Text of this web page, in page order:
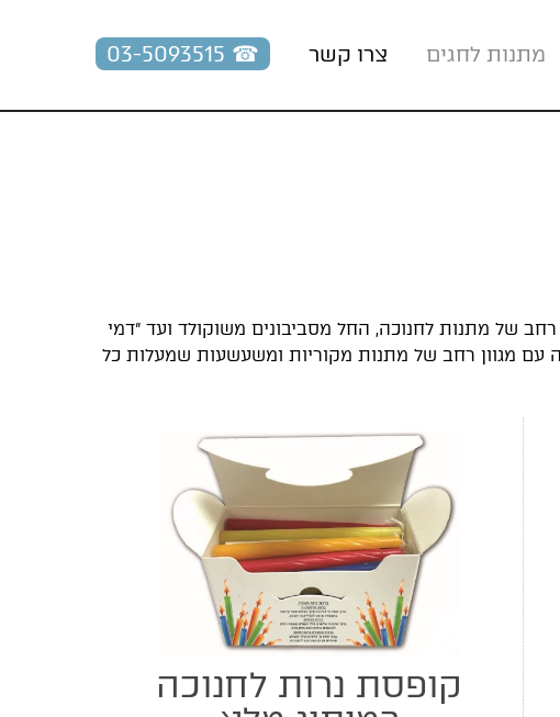
מתנות לחגים צרו קשר ☎︎ 03-5093515
של מתנות לחנוכה, החל מסביבונים משוקולד ועד "דמי
עם מגוון רחב של מתנות מקוריות ומשעשעות שמעלות כל
קופסת נרות לחנוכה